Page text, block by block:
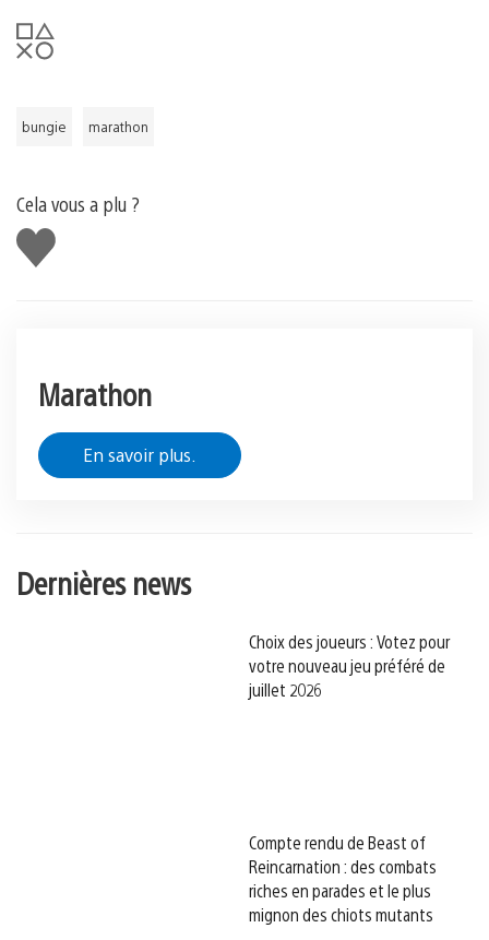
bungie marathon
Cela vous a plu ?
J'aime
Marathon
En savoir plus.
Dernières news
Choix des joueurs : Votez pour
votre nouveau jeu préféré de
juillet 2026
Compte rendu de Beast of
Reincarnation : des combats
riches en parades et le plus
mignon des chiots mutants